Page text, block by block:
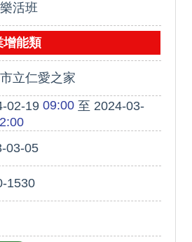
活班
增能類
立仁愛之家
02-1909:00至 2024-03-
03-05
1530